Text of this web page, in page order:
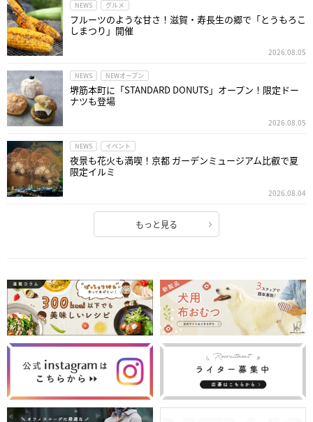
NEWS グルメ
フルーツのような甘さ！滋賀・寿長生の郷で「とうもろこ
しまつり」開催
2026.08.05
NEWS NEWオープン
堺筋本町に「STANDARD DONUTS」オープン！限定ドー
ナツも登場
2026.08.05
NEWS イベント
夜景も花火も満喫！京都 ガーデンミュージアム比叡で夏
限定イルミ
2026.08.04
もっと見る